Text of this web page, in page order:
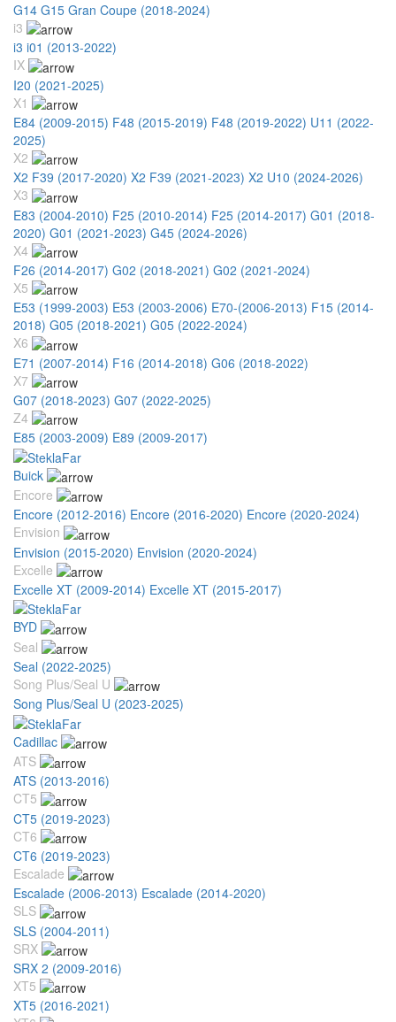
G14 G15 Gran Coupe (2018-2024)
i3
i3 i01 (2013-2022)
IX
I20 (2021-2025)
X1
E84 (2009-2015) F48 (2015-2019) F48 (2019-2022) U11 (2022-
2025)
X2
X2 F39 (2017-2020) X2 F39 (2021-2023) X2 U10 (2024-2026)
X3
E83 (2004-2010) F25 (2010-2014) F25 (2014-2017) G01 (2018-
2020) G01 (2021-2023) G45 (2024-2026)
X4
F26 (2014-2017) G02 (2018-2021) G02 (2021-2024)
X5
E53 (1999-2003) E53 (2003-2006) E70-(2006-2013) F15 (2014-
2018) G05 (2018-2021) G05 (2022-2024)
X6
E71 (2007-2014) F16 (2014-2018) G06 (2018-2022)
X7
G07 (2018-2023) G07 (2022-2025)
Z4
E85 (2003-2009) E89 (2009-2017)
Buick
Encore
Encore (2012-2016) Encore (2016-2020) Encore (2020-2024)
Envision
Envision (2015-2020) Envision (2020-2024)
Excelle
Excelle XT (2009-2014) Excelle XT (2015-2017)
BYD
Seal
Seal (2022-2025)
Song Plus/Seal U
Song Plus/Seal U (2023-2025)
Cadillac
ATS
ATS (2013-2016)
CT5
CT5 (2019-2023)
CT6
CT6 (2019-2023)
Escalade
Escalade (2006-2013) Escalade (2014-2020)
SLS
SLS (2004-2011)
SRX
SRX 2 (2009-2016)
XT5
XT5 (2016-2021)